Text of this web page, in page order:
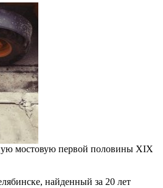
мостовую первой половины XIX
найденный за 20 лет